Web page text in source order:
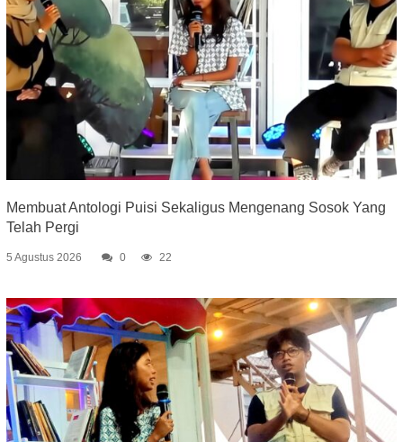
Membuat Antologi Puisi Sekaligus Mengenang Sosok Yang
Telah Pergi
5 Agustus 2026 0 22